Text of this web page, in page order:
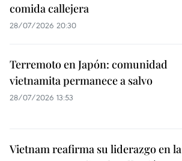
comida callejera
28/07/2026 20:30
Terremoto en Japón: comunidad
vietnamita permanece a salvo
28/07/2026 13:53
Vietnam reafirma su liderazgo en la